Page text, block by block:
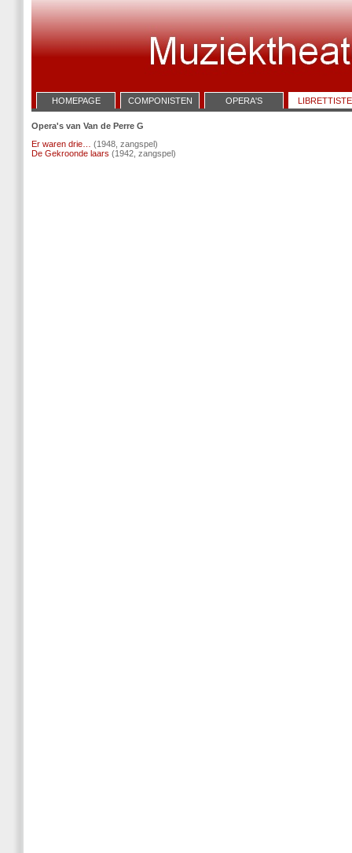
HOMEPAGE COMPONISTEN OPERA'S
Opera's van Van de Perre G
Er waren drie…
(1948, zangspel)
De Gekroonde laars (1942, zangspel)